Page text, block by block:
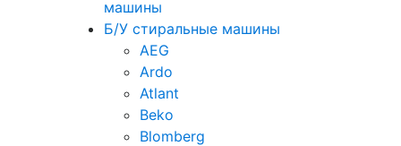
машины
Б/У стиральные машины
AEG
Ardo
Atlant
Beko
Blomberg